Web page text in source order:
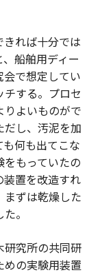
きれば十分では
船舶用ディー
で想定してい
する。プロセ
よいものがで
だし、汚泥を加
何も出てこな
もっていたの
置を改造すれ
ずは乾燥した
。
研究所の共同研
の実験用装置